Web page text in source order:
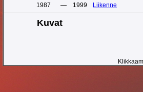
1987
— 1999 Liikenne
Kuvat